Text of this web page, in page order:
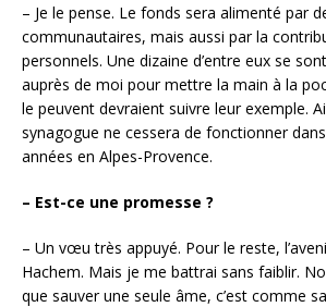
– Je le pense. Le fonds sera alimenté par
communautaires, mais aussi par la
personnels. Une dizaine d’entre eux se
auprès de moi pour mettre la main à la
le peuvent devraient suivre leur exemple.
synagogue ne cessera de fonctionner
années en Alpes-Provence.
– Est-ce une promesse ?
– Un vœu très appuyé. Pour le reste,
Hachem. Mais je me battrai sans faiblir.
que sauver une seule âme, c’est comme